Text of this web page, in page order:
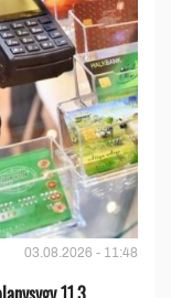
03.08.2026 - 11:48